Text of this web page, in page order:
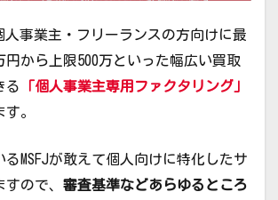
人事業主・フリーランスの方向けに最
円から上限500万といった幅広い買取
る
「個人事業主専用ファクタリング」
。
MSFJが敢えて個人向けに特化したサ
ので、 審査基準などあらゆるところ